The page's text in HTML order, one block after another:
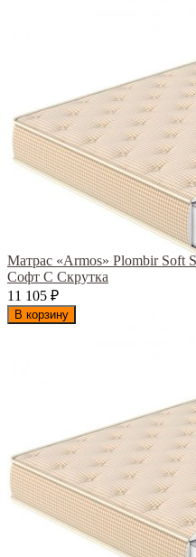
Матрас «Armos» Plombir Soft
Софт С Скрутка
11 105 ₽
В корзину